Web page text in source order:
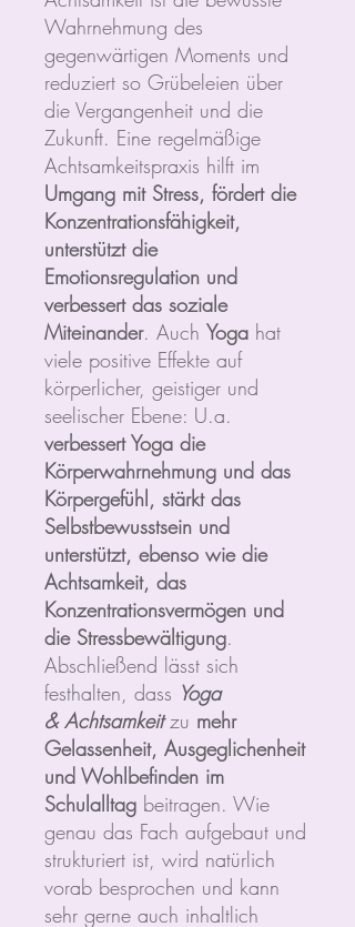
Wahrnehmung des
gegenwärtigen Moments und
reduziert so Grübeleien über
die Vergangenheit und die
Zukunft. Eine regelmäßige
Achtsamkeitspraxis hilft im
Umgang mit Stress, fördert die
Konzentrationsfähigkeit,
unterstützt die
Emotionsregulation und
verbessert das soziale
Miteinander. Auch Yoga hat
viele positive Effekte auf
körperlicher, geistiger und
seelischer Ebene: U.a.
verbessert Yoga die
Körperwahrnehmung und das
Körpergefühl, stärkt das
Selbstbewusstsein und
unterstützt, ebenso wie die
Achtsamkeit, das
Konzentrationsvermögen und
die Stressbewältigung.
Abschließend lässt sich
festhalten, dass Yoga
&Achtsamkeitzu mehr
Gelassenheit, Ausgeglichenheit
und Wohlbefinden im
Schulalltag beitragen. Wie
genau das Fach aufgebaut und
strukturiert ist, wird natürlich
vorab besprochen und kann
sehr gerne auch inhaltlich